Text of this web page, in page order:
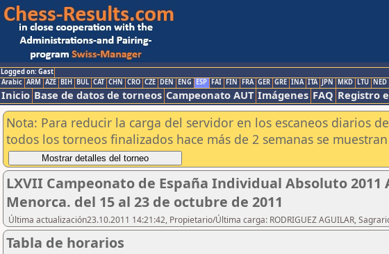
Logged on: Gast
Arabic ARM AZE BIH BUL CAT CHN CRO CZE DEN ENG ESP FAI FIN FRA GER GRE INA ITA JPN MKD LTU NED
Inicio Base de datos de torneos Campeonato AUT Imágenes FAQ Registro
Nota: Para reducir la carga del servidor en los escaneos diarios
todos los torneos finalizados hace más de 2 semanas se
LXVII Campeonato de España Individual Absoluto 2011
Menorca. del 15 al 23 de octubre de 2011
Última actualización23.10.2011 14:21:42, Propietario/Última carga: RODRIGUEZ AGUILAR,
Tabla de horarios